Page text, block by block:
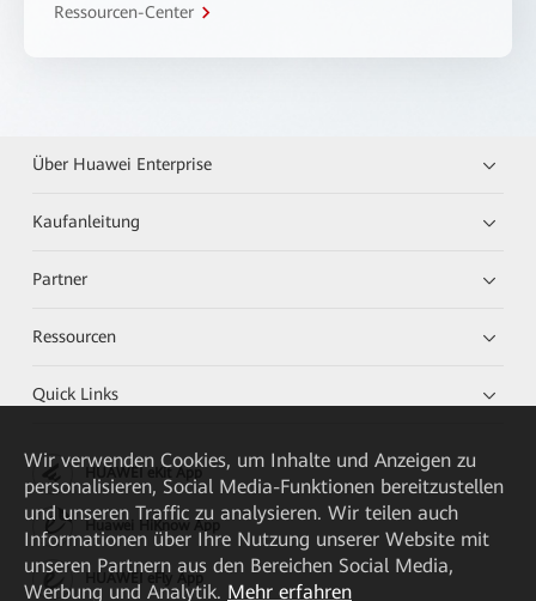
Ressourcen-Center
Über Huawei Enterprise
Kaufanleitung
Partner
Ressourcen
Quick Links
HUAWEI eKit App
Huawei HiKnow App
HUAWEI eFly App
Wir verwenden Cookies, um Inhalte und Anzeigen zu
personalisieren, Social Media-Funktionen bereitzustellen
und unseren Traffic zu analysieren. Wir teilen auch
Informationen über Ihre Nutzung unserer Website mit
unseren Partnern aus den Bereichen Social Media,
Werbung und Analytik. Mehr erfahren